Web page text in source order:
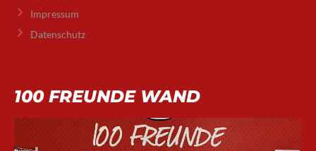
Impressum
Datenschutz
100 FREUNDE WAND